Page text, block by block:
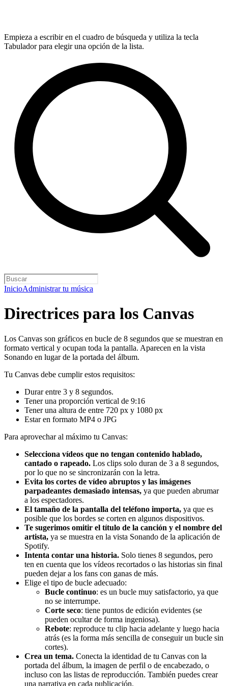
Empieza a escribir en el cuadro de búsqueda y utiliza la tecla
Tabulador para elegir una opción de la lista.
InicioAdministrar tu música
Directrices para los Canvas
Los Canvas son gráficos en bucle de 8 segundos que se muestran en
formato vertical y ocupan toda la pantalla. Aparecen en la vista
Sonando en lugar de la portada del álbum.
Tu Canvas debe cumplir estos requisitos:
Durar entre 3 y 8 segundos.
Tener una proporción vertical de 9:16
Tener una altura de entre 720 px y 1080 px
Estar en formato MP4 o JPG
Para aprovechar al máximo tu Canvas:
Selecciona vídeos que no tengan contenido hablado,
cantado o rapeado. Los clips solo duran de 3 a 8 segundos,
por lo que no se sincronizarán con la letra.
Evita los cortes de vídeo abruptos y las imágenes
parpadeantes demasiado intensas, ya que pueden abrumar
a los espectadores.
El tamaño de la pantalla del teléfono importa, ya que es
posible que los bordes se corten en algunos dispositivos.
Te sugerimos omitir el título de la canción y el nombre del
artista, ya se muestra en la vista Sonando de la aplicación de
Spotify.
Intenta contar una historia. Solo tienes 8 segundos, pero
ten en cuenta que los vídeos recortados o las historias sin final
pueden dejar a los fans con ganas de más.
Elige el tipo de bucle adecuado:
Bucle continuo: es un bucle muy satisfactorio, ya que
no se interrumpe.
Corte seco: tiene puntos de edición evidentes (se
pueden ocultar de forma ingeniosa).
Rebote: reproduce tu clip hacia adelante y luego hacia
atrás (es la forma más sencilla de conseguir un bucle sin
cortes).
Crea un tema. Conecta la identidad de tu Canvas con la
portada del álbum, la imagen de perfil o de encabezado, o
incluso con las listas de reproducción. También puedes crear
una narrativa en cada publicación.